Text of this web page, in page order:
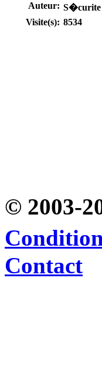
Auteur: S�curite
Visite(s): 8534
© 2003-
Contact